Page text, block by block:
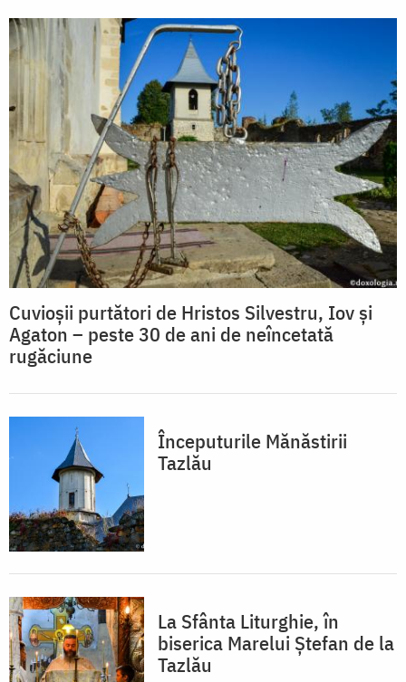
Cuvioșii purtători de Hristos Silvestru, Iov și
Agaton – peste 30 de ani de neîncetată
rugăciune
Începuturile Mănăstirii
Tazlău
La Sfânta Liturghie, în
biserica Marelui Ștefan de la
Tazlău